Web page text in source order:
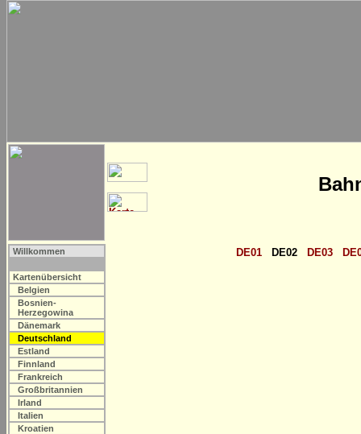
Willkommen
Kartenübersicht
Belgien
Bosnien-
Herzegowina
Dänemark
Deutschland
Estland
Finnland
Frankreich
Großbritannien
Irland
Italien
Kroatien
DE01 DE02 DE03